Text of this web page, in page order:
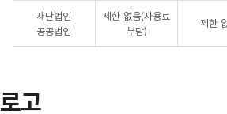
재단법인
공공법인
제한 없음(사용료
부담)
제한
로고